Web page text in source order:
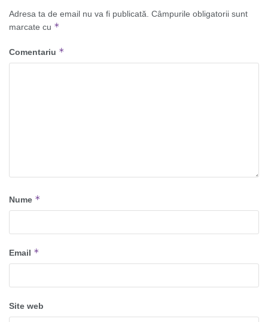
Adresa ta de email nu va fi publicată. Câmpurile obligatorii sunt
marcate cu *
Comentariu *
Nume *
Email *
Site web